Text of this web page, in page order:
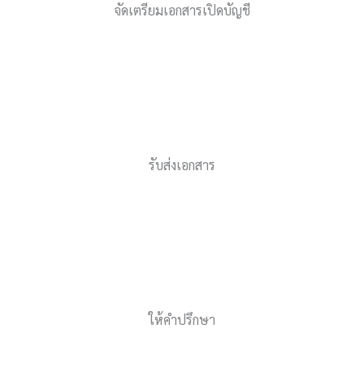
จัดเตรียมเอกสารเปิดบัญชี
รับส่งเอกสาร
ให้คำปรึกษา